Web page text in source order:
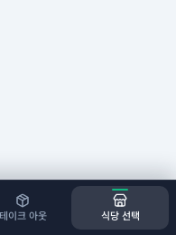
테이크 아웃 식당 선택